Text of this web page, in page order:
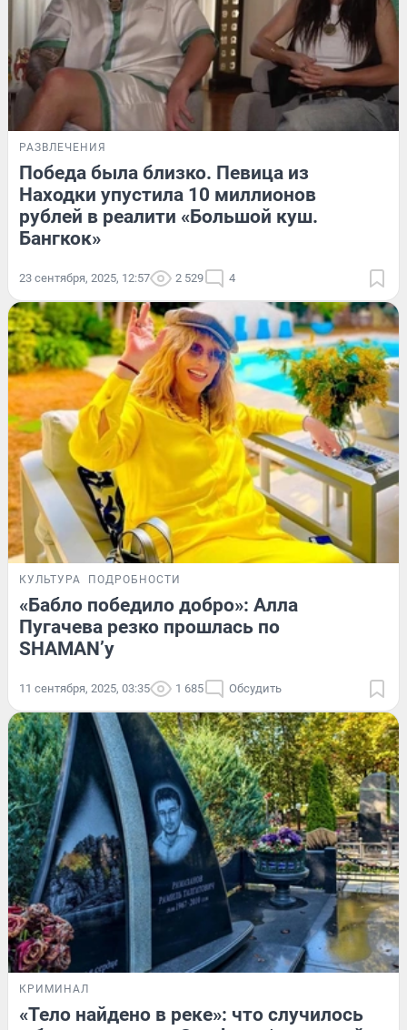
РАЗВЛЕЧЕНИЯ
Победа была близко. Певица из
Находки упустила 10 миллионов
рублей в реалити «Большой куш.
Бангкок»
23 сентября, 2025, 12:57 2 529 4
КУЛЬТУРА ПОДРОБНОСТИ
«Бабло победило добро»: Алла
Пугачева резко прошлась по
SHAMAN’у
11 сентября, 2025, 03:35 1 685 Обсудить
КРИМИНАЛ
«Тело найдено в реке»: что случилось